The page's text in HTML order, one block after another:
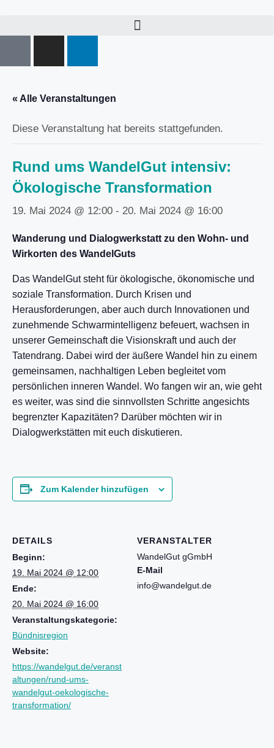
« Alle Veranstaltungen
Diese Veranstaltung hat bereits stattgefunden.
Rund ums WandelGut intensiv:
Ökologische Transformation
19. Mai 2024 @ 12:00 - 20. Mai 2024 @ 16:00
Wanderung und Dialogwerkstatt zu den Wohn- und
Wirkorten des WandelGuts
Das WandelGut steht für ökologische, ökonomische und
soziale Transformation. Durch Krisen und
Herausforderungen, aber auch durch Innovationen und
zunehmende Schwarmintelligenz befeuert, wachsen in
unserer Gemeinschaft die Visionskraft und auch der
Tatendrang. Dabei wird der äußere Wandel hin zu einem
gemeinsamen, nachhaltigen Leben begleitet vom
persönlichen inneren Wandel. Wo fangen wir an, wie geht
es weiter, was sind die sinnvollsten Schritte angesichts
begrenzter Kapazitäten? Darüber möchten wir in
Dialogwerkstätten mit euch diskutieren.
Zum Kalender hinzufügen
DETAILS
Beginn:
19. Mai 2024 @ 12:00
Ende:
20. Mai 2024 @ 16:00
Veranstaltungskategorie:
Bündnisregion
Website:
https://wandelgut.de/veranst
altungen/rund-ums-
wandelgut-oekologische-
transformation/
VERANSTALTER
WandelGut gGmbH
E-Mail
info@wandelgut.de